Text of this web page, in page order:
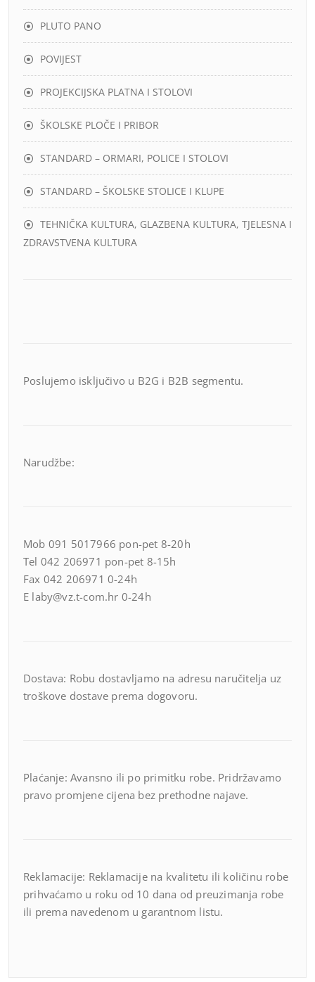
PLUTO PANO
POVIJEST
PROJEKCIJSKA PLATNA I STOLOVI
ŠKOLSKE PLOČE I PRIBOR
STANDARD – ORMARI, POLICE I STOLOVI
STANDARD – ŠKOLSKE STOLICE I KLUPE
TEHNIČKA KULTURA, GLAZBENA KULTURA, TJELESNA I
ZDRAVSTVENA KULTURA
Poslujemo isključivo u B2G i B2B segmentu.
Narudžbe:
Mob 091 5017966 pon-pet 8-20h
Tel 042 206971 pon-pet 8-15h
Fax 042 206971 0-24h
E laby@vz.t-com.hr 0-24h
Dostava: Robu dostavljamo na adresu naručitelja uz
troškove dostave prema dogovoru.
Plaćanje: Avansno ili po primitku robe. Pridržavamo
pravo promjene cijena bez prethodne najave.
Reklamacije: Reklamacije na kvalitetu ili količinu robe
prihvaćamo u roku od 10 dana od preuzimanja robe
ili prema navedenom u garantnom listu.